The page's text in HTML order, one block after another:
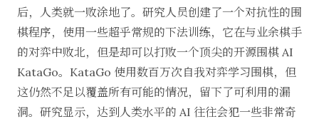
后，人类就一败涂地了。研究人员创建了一个对抗性的围
棋程序，使用一些超乎常规的下法训练，它在与业余棋手
的对弈中败北，但是却可以打败一个顶尖的开源围棋 AI
KataGo。KataGo 使用数百万次自我对弈学习围棋，但
这仍然不足以覆盖所有可能的情况，留下了可利用的漏
洞。研究显示，达到人类水平的 AI 往往会犯一些非常奇